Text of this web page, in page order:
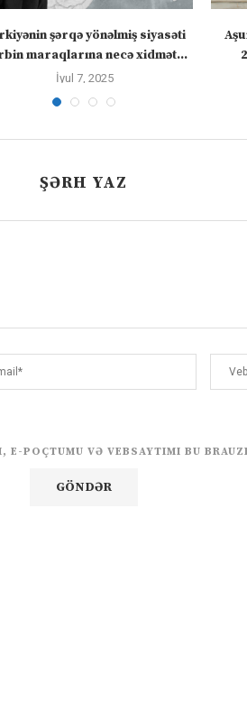
şərqə yönəlmiş siyasəti
maraqlarına necə xidmət...
İyul 7, 2025
ŞƏRH YAZ
POÇTUMU VƏ VEBSAYTIMI BU